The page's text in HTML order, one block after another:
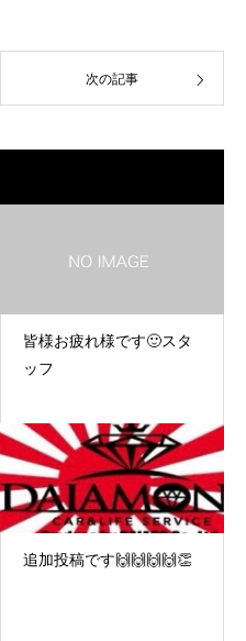
次の記事
皆様お疲れ様です🙂スタ
ッフ
追加投稿です🙌🙌🙌🙌👏